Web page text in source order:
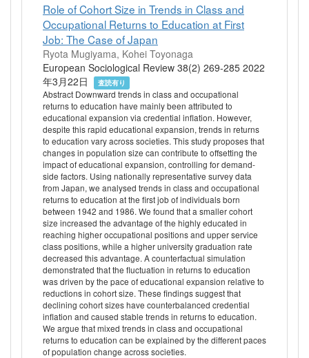
Role of Cohort Size in Trends in Class and
Occupational Returns to Education at First
Job: The Case of Japan
Ryota Mugiyama, Kohei Toyonaga
European Sociological Review 38(2) 269-285 2022
年3月22日
査読有り
Abstract Downward trends in class and occupational
returns to education have mainly been attributed to
educational expansion via credential inflation. However,
despite this rapid educational expansion, trends in returns
to education vary across societies. This study proposes that
changes in population size can contribute to offsetting the
impact of educational expansion, controlling for demand-
side factors. Using nationally representative survey data
from Japan, we analysed trends in class and occupational
returns to education at the first job of individuals born
between 1942 and 1986. We found that a smaller cohort
size increased the advantage of the highly educated in
reaching higher occupational positions and upper service
class positions, while a higher university graduation rate
decreased this advantage. A counterfactual simulation
demonstrated that the fluctuation in returns to education
was driven by the pace of educational expansion relative to
reductions in cohort size. These findings suggest that
declining cohort sizes have counterbalanced credential
inflation and caused stable trends in returns to education.
We argue that mixed trends in class and occupational
returns to education can be explained by the different paces
of population change across societies.